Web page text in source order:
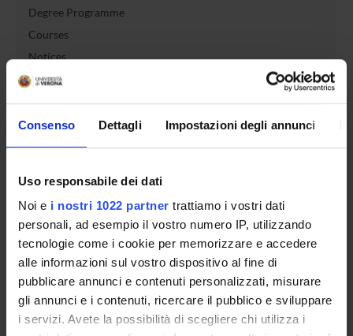
Consenso Dettagli Impostazioni degli annunci
Uso responsabile dei dati
Noi e i nostri 1022 partner trattiamo i vostri dati
personali, ad esempio il vostro numero IP, utilizzando
tecnologie come i cookie per memorizzare e accedere
alle informazioni sul vostro dispositivo al fine di
pubblicare annunci e contenuti personalizzati, misurare
gli annunci e i contenuti, ricercare il pubblico e sviluppare
i servizi. Avete la possibilità di scegliere chi utilizza i
Degree Programme
Courses
Notices
Governing bodies
Rete formativa
International Students
OFFERTA FORMATIVA
SEMESTRE FILTRO
CORSI DI LAUREA
CORSI DI LAUREA MAGISTRALE